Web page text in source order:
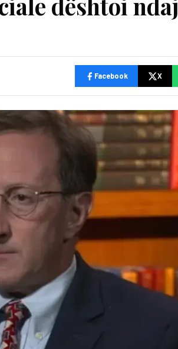
Facebook X